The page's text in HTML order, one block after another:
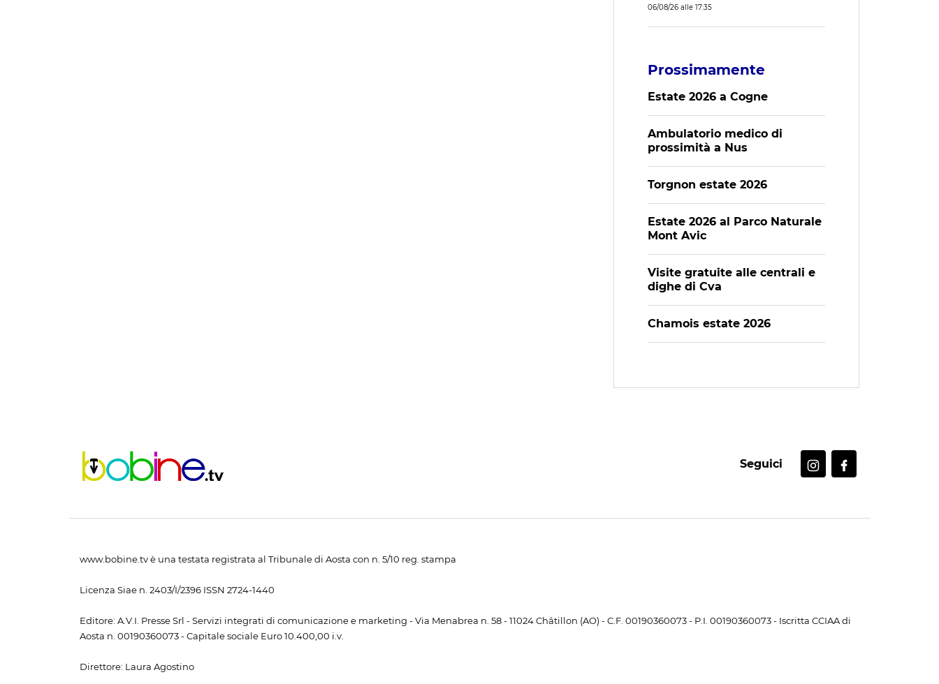
06/08/26 alle 17:35
Prossimamente
Estate 2026 a Cogne
Ambulatorio medico di
prossimità a Nus
Torgnon estate 2026
Estate 2026 al Parco Naturale
Mont Avic
Visite gratuite alle centrali e
dighe di Cva
Chamois estate 2026
Seguici
www.bobine.tv è una testata registrata al Tribunale di Aosta con n. 5/10 reg. stampa
Licenza Siae n. 2403/I/2396 ISSN 2724-1440
Editore: A.V.I. Presse Srl - Servizi integrati di comunicazione e marketing - Via Menabrea n. 58 - 11024 Châtillon (AO) - C.F. 00190360073 - P.I. 00190360073 - Iscritta CCIAA di
Aosta n. 00190360073 - Capitale sociale Euro 10.400,00 i.v.
Direttore: Laura Agostino